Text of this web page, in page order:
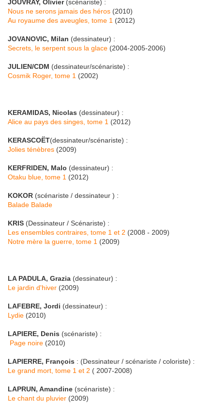
JOUVRAY, Olivier(scénariste) :
Nous ne serons jamais des héros (2010)
Au royaume des aveugles, tome 1 (2012)
JOVANOVIC, Milan (dessinateur) :
Secrets, le serpent sous la glace (2004-2005-2006)
JULIEN/CDM (dessinateur/scénariste) :
Cosmik Roger, tome 1 (2002)
KERAMIDAS, Nicolas (dessinateur) :
Alice au pays des singes, tome 1 (2012)
KERASCOËT(dessinateur/scénariste) :
Jolies ténèbres (2009)
KERFRIDEN, Malo (dessinateur) :
Otaku blue, tome 1 (2012)
KOKOR (scénariste / dessinateur ) :
Balade Balade
KRIS (Dessinateur / Scénariste) :
Les ensembles contraires, tome 1 et 2 (2008 - 2009)
Notre mère la guerre, tome 1 (2009)
LA PADULA, Grazia (dessinateur) :
Le jardin d'hiver (2009)
LAFEBRE, Jordi (dessinateur) :
Lydie (2010)
LAPIERE, Denis (scénariste) :
Page noire (2010)
LAPIERRE, François : (Dessinateur / scénariste / coloriste) :
Le grand mort, tome 1 et 2 ( 2007-2008)
LAPRUN, Amandine (scénariste) :
Le chant du pluvier (2009)